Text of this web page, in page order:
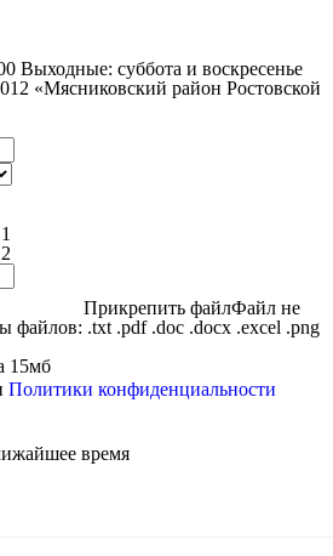
Выходные: суббота и воскресенье
«Мясниковский район Ростовской
Прикрепить файлФайл не
файлов: .txt .pdf .doc .docx .excel .png
15мб
Политики конфиденциальности
время